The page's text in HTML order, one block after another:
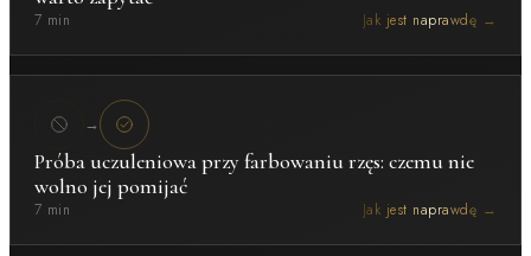
7 min Jak jest naprawdę →
→
Próba uczuleniowa przy farbowaniu rzęs: czemu nie
wolno jej pomijać
7 min Jak jest naprawdę →